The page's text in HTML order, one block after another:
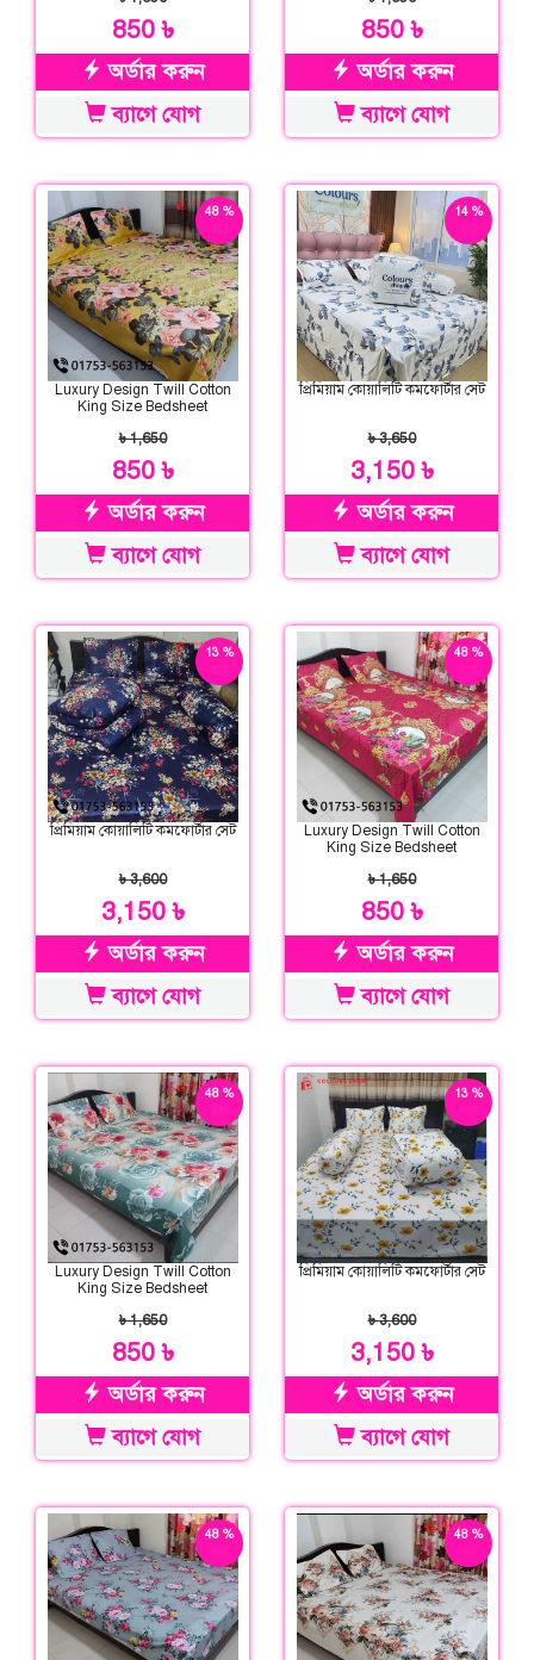
850 ৳
অর্ডার করুন
ব্যাগে যোগ
850 ৳
অর্ডার করুন
ব্যাগে যোগ
48 %
Luxury Design Twill Cotton
King Size Bedsheet
৳ 1,650
850 ৳
অর্ডার করুন
ব্যাগে যোগ
14 %
প্রিমিয়াম কোয়ালিটি কমফোর্টার সেট
৳ 3,650
3,150 ৳
অর্ডার করুন
ব্যাগে যোগ
13 %
প্রিমিয়াম কোয়ালিটি কমফোর্টার সেট
৳ 3,600
3,150 ৳
অর্ডার করুন
ব্যাগে যোগ
48 %
Luxury Design Twill Cotton
King Size Bedsheet
৳ 1,650
850 ৳
অর্ডার করুন
ব্যাগে যোগ
48 %
Luxury Design Twill Cotton
King Size Bedsheet
৳ 1,650
850 ৳
অর্ডার করুন
ব্যাগে যোগ
13 %
প্রিমিয়াম কোয়ালিটি কমফোর্টার সেট
৳ 3,600
3,150 ৳
অর্ডার করুন
ব্যাগে যোগ
48 %
48 %